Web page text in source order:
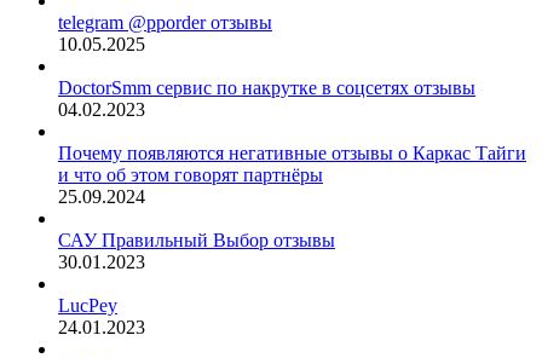
telegram @pporder отзывы
10.05.2025
DoctorSmm сервис по накрутке в соцсетях отзывы
04.02.2023
Почему появляются негативные отзывы о Каркас Тайги
и что об этом говорят партнёры
25.09.2024
САУ Правильный Выбор отзывы
30.01.2023
LucPey
24.01.2023